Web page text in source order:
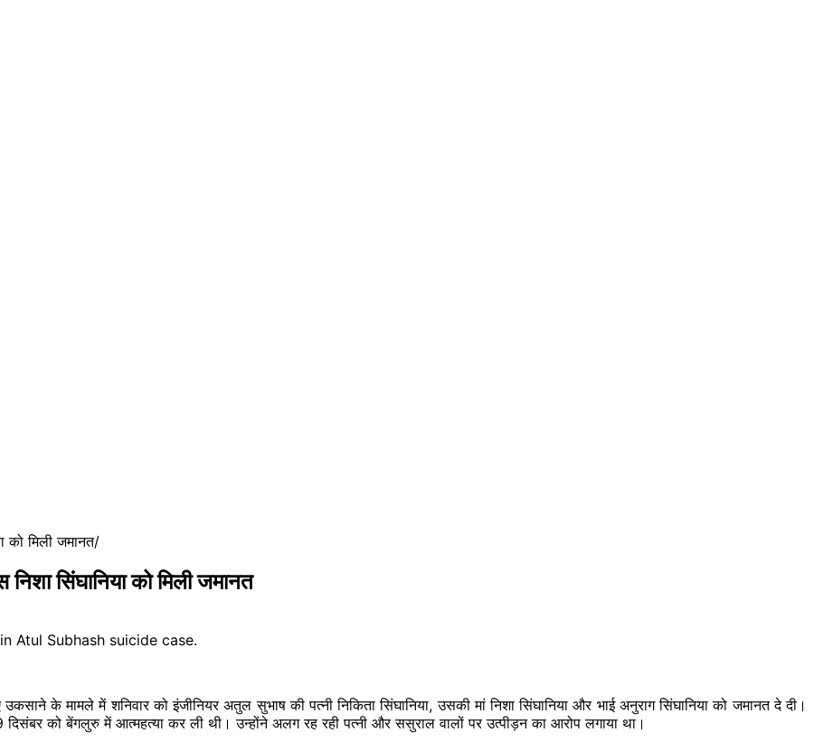
को मिली जमानत
सिंघानिया को मिली जमानत
के मामले में शनिवार को इंजीनियर अतुल सुभाष की पत्नी निकिता सिंघानिया, उसकी मां निशा सिंघानिया और भाई अनुराग सिंघानिया को जमानत दे दी।
को बेंगलुरु में आत्महत्या कर ली थी। उन्होंने अलग रह रही पत्नी और ससुराल वालों परउत्पीड़नका आरोप लगाया था।